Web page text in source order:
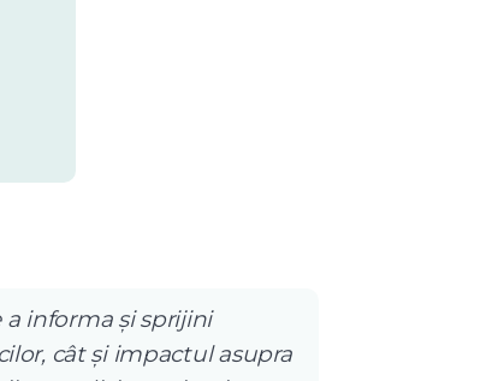
a informa și sprijini
cât și impactul asupra